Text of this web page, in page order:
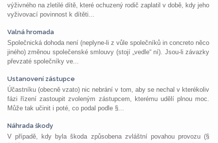
výživného na zletilé dítě, které ochuzený rodič zaplatil v době, kdy jeho
vyživovací povinnost k dítěti...
Valná hromada
Společnická dohoda není (neplyne-li z vůle společníků in concreto něco
jiného) změnou společenské smlouvy (stojí „vedle“ ní). Jsou-li závazky
převzaté společníky ve...
Ustanovení zástupce
Účastníku (obecně vzato) nic nebrání v tom, aby se nechal v kterékoliv
fázi řízení zastoupit zvoleným zástupcem, kterému udělí plnou moc.
Může tak učinit i poté, co podal podle §...
Náhrada škody
V případě, kdy byla škoda způsobena zvláštní povahou provozu (§